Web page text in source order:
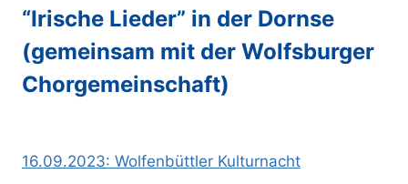
“Irische Lieder” in der Dornse
(gemeinsam mit der Wolfsburger
Chorgemeinschaft)
16.09.2023: Wolfenbüttler Kulturnacht